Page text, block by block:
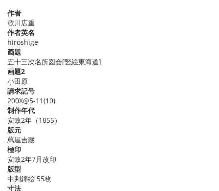
作者
歌川広重
作者英名
hiroshige
画題
五十三次名所図会[竪絵東海道]
画題2
小田原
請求記号
200X@5-11(10)
制作年代
安政2年（1855）
版元
蔦屋吉蔵
極印
安政2年7月改印
版型
中判錦絵 55枚
寸法